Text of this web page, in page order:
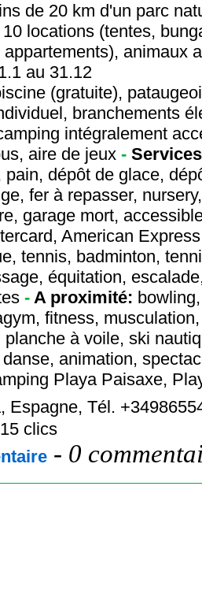
de 20 km d'un parc
locations (tentes,
animaux
au 31.12
(gratuite),
branchements
intégralement
aire de jeux -
pain, dépôt de glace,
fer à repasser,
garage mort,
American Express
tennis, badminton,
équitation,
- A proximité:
fitness,
à voile, ski
animation,
Playa Paisaxe,
Espagne, Tél.
clics
- 0